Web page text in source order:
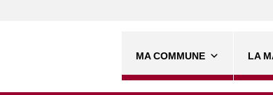
MA COMMUNE LA